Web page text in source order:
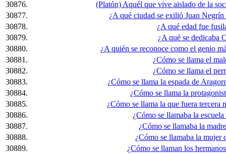
30876.
(Platón) Aquél que vive aislado de la
30877.
¿A qué ciudad se exilió Juan
30878.
¿A qué edad fue
30879.
¿A qué se dedicaba
30880.
¿A quién se reconoce como el genio
30881.
¿Cómo se llama el
30882.
¿Cómo se llama el
30883.
¿Cómo se llama la espada de
30884.
¿Cómo se llama la
30885.
¿Cómo se llama la que fuera tercera
30886.
¿Cómo se llamaba la
30887.
¿Cómo se llamaba la
30888.
¿Cómo se llamaba la mujer
30889.
¿Cómo se llaman los